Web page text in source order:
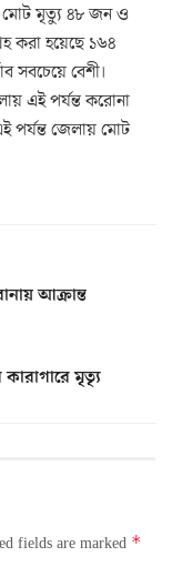
মোট মৃত্যু ৪৮ জন ও
করা হয়েছে ১৬৪
সবচেয়ে বেশী।
এই পর্যন্ত করোনা
পর্যন্ত জেলায় মোট
আক্রান্ত
মৃত্যৃ
fields are marked *